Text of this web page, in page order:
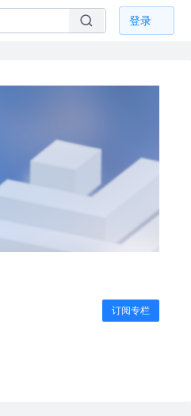
登录
订阅专栏